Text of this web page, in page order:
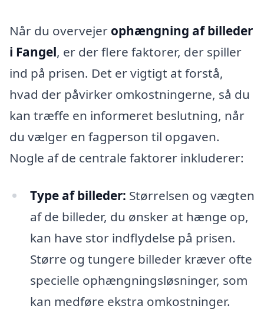
Når du overvejer ophængning af billeder
i Fangel, er der flere faktorer, der spiller
ind på prisen. Det er vigtigt at forstå,
hvad der påvirker omkostningerne, så du
kan træffe en informeret beslutning, når
du vælger en fagperson til opgaven.
Nogle af de centrale faktorer inkluderer:
Type af billeder: Størrelsen og vægten
af de billeder, du ønsker at hænge op,
kan have stor indflydelse på prisen.
Større og tungere billeder kræver ofte
specielle ophængningsløsninger, som
kan medføre ekstra omkostninger.